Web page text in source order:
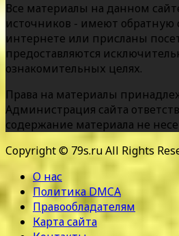
Все материалы на данном
источников - имеют обратную
интернете или присланы
предоставляются
ознакомительных целях.
Права на материалы
Администрация сайта
содержание материала не
Copyright © 79s.ru All Rights
О нас
Политика DMCA
Правообладателям
Карта сайта